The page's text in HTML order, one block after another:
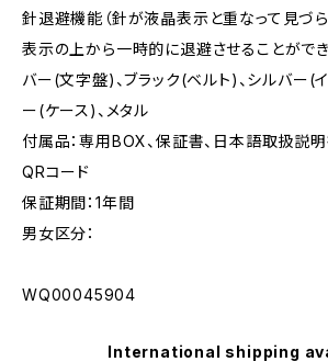
針退避機能（針が液晶表示と重なって見づ
表示の上から一時的に退避させることができ
バー(文字盤)、ブラック(ベルト)、シルバー(
ー(ケース)、メタル
付属品：専用BOX、保証書、日本語取扱説
QRコード
保証期間：1年間
男女区分：
WQ00045904
International shipping